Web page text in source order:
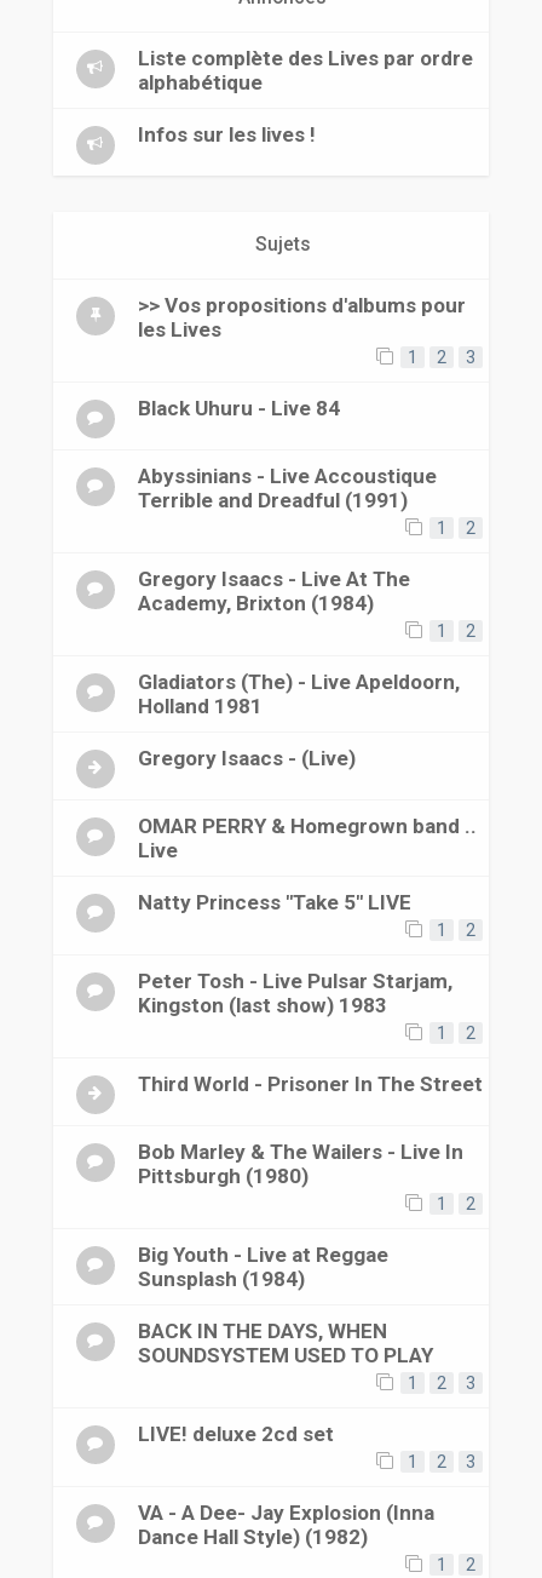
Liste complète des Lives par ordre
alphabétique
Infos sur les lives !
Sujets
>> Vos propositions d'albums pour
les Lives
1 2 3
Black Uhuru - Live 84
Abyssinians - Live Accoustique
Terrible and Dreadful (1991)
1 2
Gregory Isaacs - Live At The
Academy, Brixton (1984)
1 2
Gladiators (The) - Live Apeldoorn,
Holland 1981
Gregory Isaacs - (Live)
OMAR PERRY & Homegrown band ..
Live
Natty Princess "Take 5" LIVE
1 2
Peter Tosh - Live Pulsar Starjam,
Kingston (last show) 1983
1 2
Third World - Prisoner In The Street
Bob Marley & The Wailers - Live In
Pittsburgh (1980)
1 2
Big Youth - Live at Reggae
Sunsplash (1984)
BACK IN THE DAYS, WHEN
SOUNDSYSTEM USED TO PLAY
1 2 3
LIVE! deluxe 2cd set
1 2 3
VA - A Dee- Jay Explosion (Inna
Dance Hall Style) (1982)
1 2